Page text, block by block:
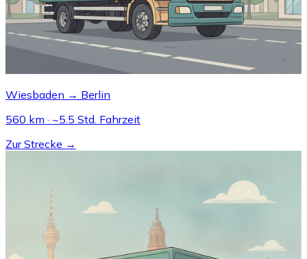
Wiesbaden → Berlin
560 km · ~5.5 Std. Fahrzeit
Zur Strecke →